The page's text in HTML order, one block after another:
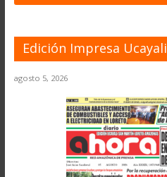
Edición Impresa Ucayali
agosto 5, 2026